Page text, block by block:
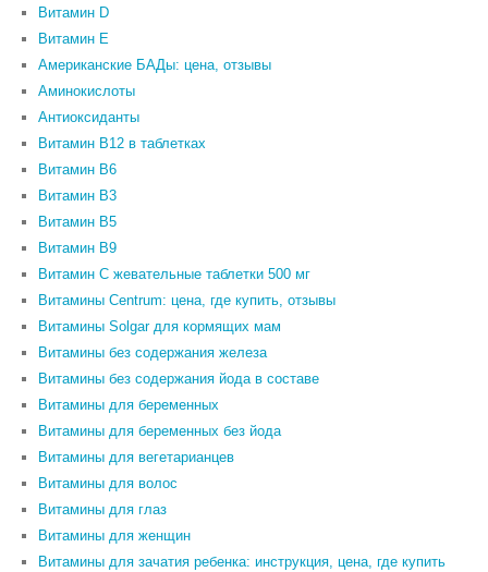
Витамин D
Витамин Е
Американские БАДы: цена, отзывы
Аминокислоты
Антиоксиданты
Витамин B12 в таблетках
Витамин B6
Витамин В3
Витамин В5
Витамин В9
Витамин С жевательные таблетки 500 мг
Витамины Centrum: цена, где купить, отзывы
Витамины Solgar для кормящих мам
Витамины без содержания железа
Витамины без содержания йода в составе
Витамины для беременных
Витамины для беременных без йода
Витамины для вегетарианцев
Витамины для волос
Витамины для глаз
Витамины для женщин
Витамины для зачатия ребенка: инструкция, цена, где купить